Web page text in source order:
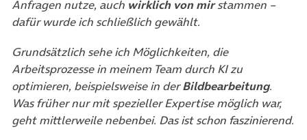
Anfragen nutze, auch wirklich von mirstammen –
dafür wurde ich schließlich gewählt.
Grundsätzlich sehe ich Möglichkeiten, die
Arbeitsprozesse in meinem Team durch KI zu
optimieren, beispielsweise in derBildbearbeitung.
Was früher nur mit spezieller Expertise möglich war,
geht mittlerweile nebenbei. Das ist schon faszinierend.